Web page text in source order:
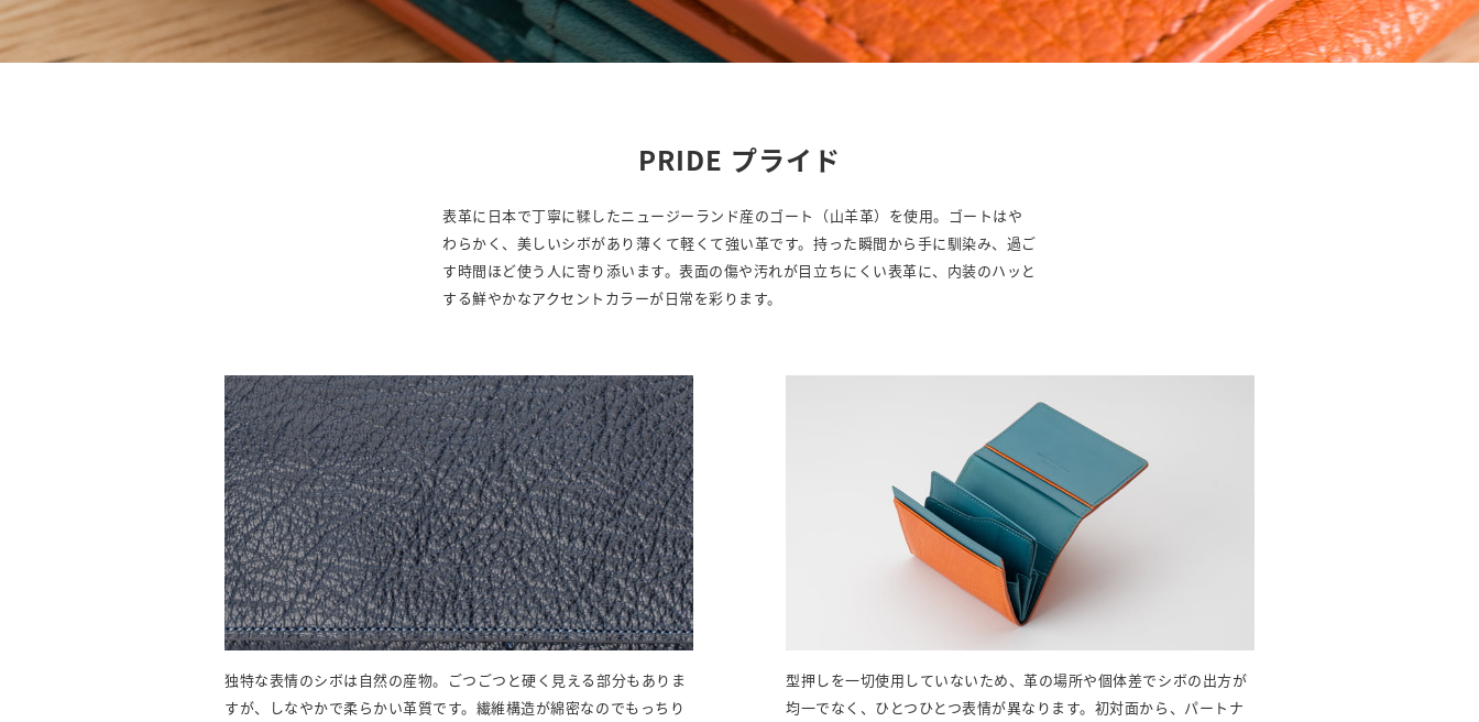
PRIDE プライド
表革に日本で丁寧に鞣したニュージーランド産のゴート（山羊革）を使用。ゴートはや
わらかく、美しいシボがあり薄くて軽くて強い革です。持った瞬間から手に馴染み、過ご
す時間ほど使う人に寄り添います。表面の傷や汚れが目立ちにくい表革に、内装のハッと
する鮮やかなアクセントカラーが日常を彩ります。
独特な表情のシボは自然の産物。ごつごつと硬く見える部分もありま
すが、しなやかで柔らかい革質です。繊維構造が綿密なのでもっちり
型押しを一切使用していないため、革の場所や個体差でシボの出方が
均一でなく、ひとつひとつ表情が異なります。初対面から、パートナ